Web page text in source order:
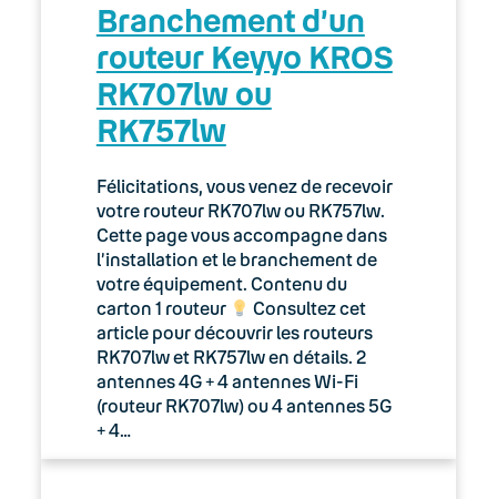
Branchement d’un
routeur Keyyo KROS
RK707lw ou
RK757lw
Félicitations, vous venez de recevoir
votre routeur RK707lw ou RK757lw.
Cette page vous accompagne dans
l’installation et le branchement de
votre équipement. Contenu du
carton 1 routeur
Consultez cet
article pour découvrir les routeurs
RK707lw et RK757lw en détails. 2
antennes 4G + 4 antennes Wi-Fi
(routeur RK707lw) ou 4 antennes 5G
+ 4…